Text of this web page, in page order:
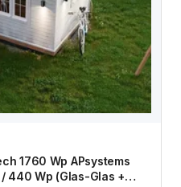
1760 Wp APsystems
440 Wp (Glas-Glas +